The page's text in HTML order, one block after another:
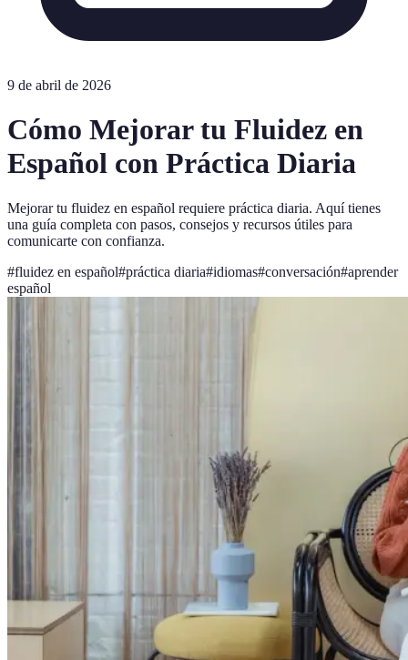
9 de abril de 2026
Cómo Mejorar tu Fluidez en
Español con Práctica Diaria
Mejorar tu fluidez en español requiere práctica diaria. Aquí tienes
una guía completa con pasos, consejos y recursos útiles para
comunicarte con confianza.
#fluidez en español#práctica diaria#idiomas#conversación#aprender
español